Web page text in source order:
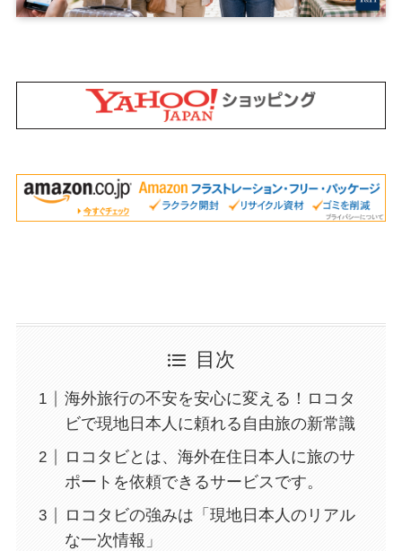
目次
海外旅行の不安を安心に変える！ロコタ
ビで現地日本人に頼れる自由旅の新常識
ロコタビとは、海外在住日本人に旅のサ
ポートを依頼できるサービスです。
ロコタビの強みは「現地日本人のリアル
な一次情報」